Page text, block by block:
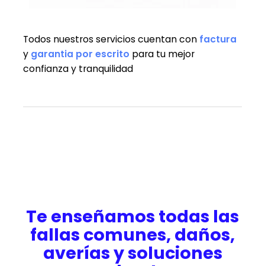
Todos nuestros servicios cuentan con factura
y garantia por escrito para tu mejor
confianza y tranquilidad
Te enseñamos todas las
fallas comunes, daños,
averías y soluciones